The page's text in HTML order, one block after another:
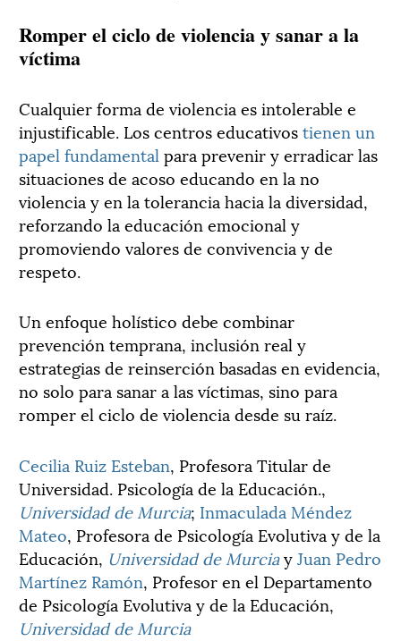
Romper el ciclo de violencia y sanar a la
víctima
Cualquier forma de violencia es intolerable e
injustificable. Los centros educativostienen un
papel fundamental para prevenir y erradicar las
situaciones de acoso educando en la no
violencia y en la tolerancia hacia la diversidad,
reforzando la educación emocional y
promoviendo valores de convivencia y de
respeto.
Un enfoque holístico debe combinar
prevención temprana, inclusión real y
estrategias de reinserción basadas en evidencia,
no solo para sanar a las víctimas, sino para
romper el ciclo de violencia desde su raíz.
Cecilia Ruiz Esteban, Profesora Titular de
Universidad. Psicología de la Educación.,
Universidad de Murcia; Inmaculada Méndez
Mateo, Profesora de Psicología Evolutiva y de la
Educación, Universidad de MurciayJuan Pedro
Martínez Ramón, Profesor en el Departamento
de Psicología Evolutiva y de la Educación,
Universidad de Murcia